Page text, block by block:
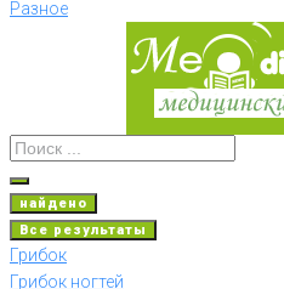
Разное
найдено
Все результаты
Грибок
Грибок ногтей